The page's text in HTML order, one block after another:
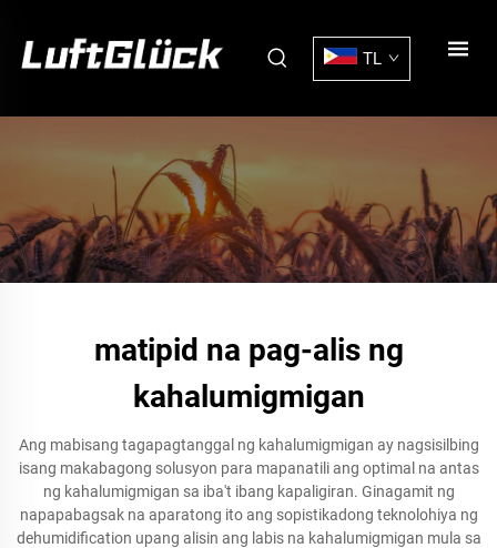
TL
matipid na pag-alis ng
kahalumigmigan
Ang mabisang tagapagtanggal ng kahalumigmigan ay nagsisilbing
isang makabagong solusyon para mapanatili ang optimal na antas
ng kahalumigmigan sa iba't ibang kapaligiran. Ginagamit ng
napapabagsak na aparatong ito ang sopistikadong teknolohiya ng
dehumidification upang alisin ang labis na kahalumigmigan mula sa